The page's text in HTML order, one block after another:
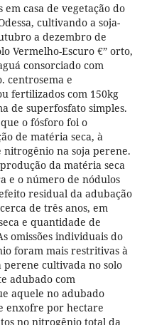
em casa de vegetação do
cultivando a soja-
a dezembro de
Vermelho-Escuro €” orto,
consorciado com
centrosema e
fertilizados com 150kg
de superfosfato simples.
o fósforo foi o
de matéria seca, à
na soja perene.
da matéria seca
e o número de nódulos
residual da adubação
de três anos, em
e quantidade de
omissões individuais do
foram mais restritivas à
perene cultivada no solo
adubado com
aquele no adubado
enxofre por hectare
no nitrogênio total da